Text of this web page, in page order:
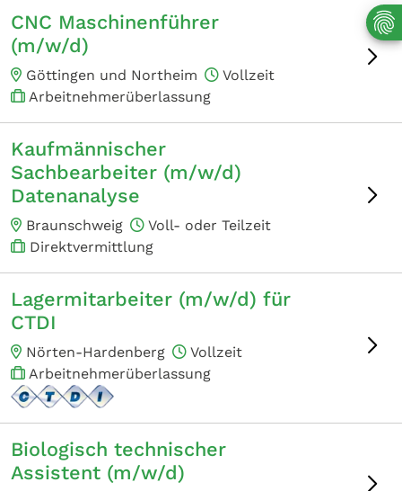
CNC Maschinenführer
(m/w/d)
Göttingen und Northeim
Vollzeit
Arbeitnehmerüberlassung
Kaufmännischer
Sachbearbeiter (m/w/d)
Datenanalyse
Braunschweig
Voll- oder Teilzeit
Direktvermittlung
Lagermitarbeiter (m/w/d) für
CTDI
Nörten-Hardenberg
Vollzeit
Arbeitnehmerüberlassung
Biologisch technischer
Assistent (m/w/d)